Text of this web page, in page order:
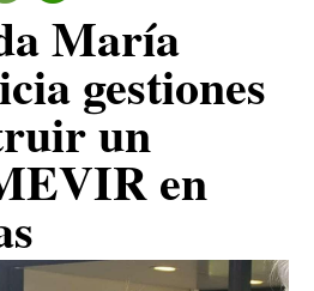
María
gestiones
un
en